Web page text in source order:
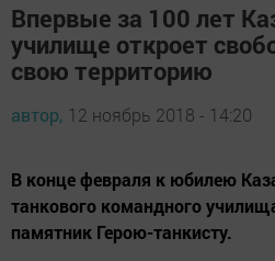
Впервые за 100 лет
училище откроет
свою территорию
автор, 12 ноябрь 2018 - 14:20
В конце февраля к юбилею
танкового командного
памятник Герою-танкисту.